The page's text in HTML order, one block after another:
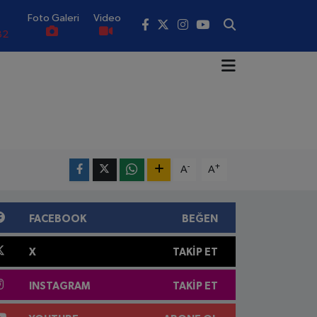
Foto Galeri Video
A- A+
FACEBOOK BEĞEN
X TAKIP ET
INSTAGRAM TAKIP ET